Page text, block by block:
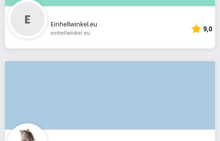
Einhellwinkel.eu
einhellwinkel.eu 9,0